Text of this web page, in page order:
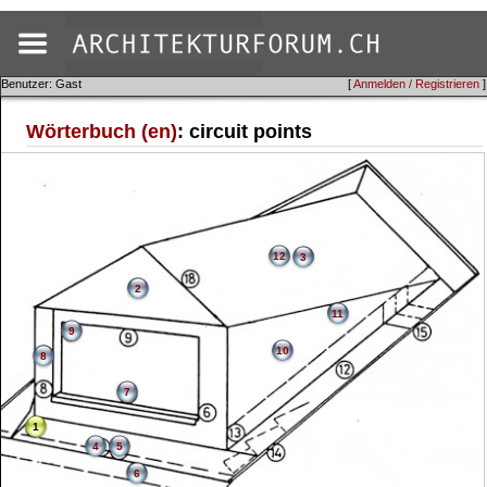
[Anmelden / Registrieren ]
Benutzer: Gast
Wörterbuch (en): circuit points
1
2
3
4 5
6
7
8
9
10
11
12